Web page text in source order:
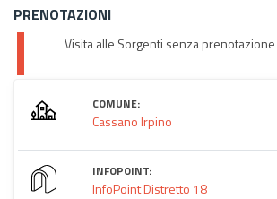
PRENOTAZIONI
Visita alle Sorgenti senza prenotazione
COMUNE:
Cassano Irpino
INFOPOINT:
InfoPoint Distretto 18